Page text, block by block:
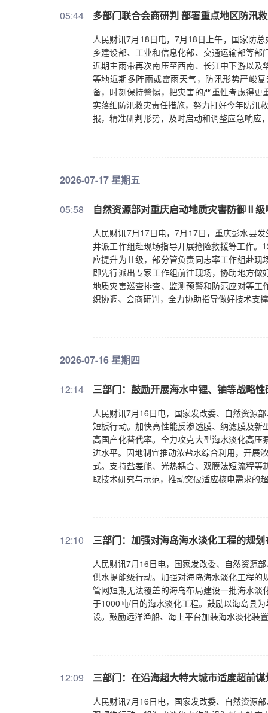
05:44 多部门联合会商研判 部署重点地区防汛
人民财讯7月18日电，7月18日上午，国家防
乡建设部、工业和信息化部、交通运输部等
近期主雨带再次南压至西南、长江中下游以
等地近期多阵雨或雷雨天气，防汛形势严峻
备，时刻保持警惕，把灾害的严重性考虑得
实落细防汛救灾责任措施，努力打好今年防汛
报，精准研判形势，及时启动和调整应急响应
流、病险水库、城乡内涝等薄弱环节防范应
群众基本生活。（央视新闻）
2026-07-17 星期五
05:58 自然资源部对重庆启动地质灾害防御Ⅱ级
人民财讯7月17日电，7月17日，重庆彭水县
并派工作组赴现场指导开展抢险救援等工作
应提升为Ⅱ级，部分管负责同志率工作组赴现
即先行派出专家工作组前往现场，协助地方
地质灾害巡查排查、监测预警和防范应对等
织协调、会商研判，全力协助指导做好技术支
2026-07-16 星期四
12:14 三部门：鼓励开展海水中锂、铀等战略
人民财讯7月16日电，国家发改委、自然资源
短板行动。加快高性能反渗透膜、纳滤膜及
高国产化替代率。全力攻克大型海水淡化高
进水平。因地制宜推动浓盐水综合利用，开展
式。支持盐差能、光热耦合、双膜法短流程
取技术研究与示范，推动突破适应核电需求的
12:10 三部门：加强对海岛海水淡化工程的规
人民财讯7月16日电，国家发改委、自然资源
供水提能级行动。加强对海岛海水淡化工程
管网短期无法覆盖的海岛布局建设一批海水
于1000吨/日的海水淡化工程。鼓励以海岛县
设。鼓励远洋渔船、海上平台加装海水淡化装
12:09 三部门：在沿海超大特大城市适度超前
人民财讯7月16日电，国家发改委、自然资源